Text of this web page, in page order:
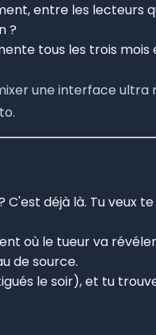
entre les lecteurs
?
tous les trois
une interface
C'est déjà là. Tu veux
où le tueur va
de source.
le soir), et tu